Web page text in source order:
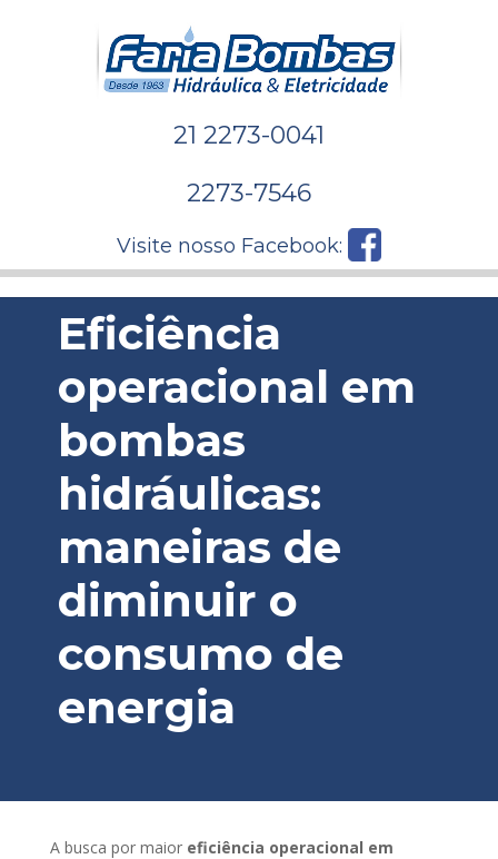
21 2273-0041
2273-7546
Visite nosso Facebook:
Eficiência
operacional em
bombas
hidráulicas:
maneiras de
diminuir o
consumo de
energia
A busca por maior eficiência operacional em